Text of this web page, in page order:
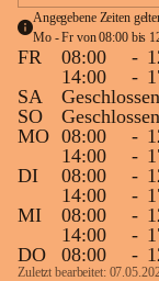
Angegebene Zeiten
Mo - Fr von 08:00 bis
FR 08:00 -
14:00
-
SA
Geschlossen
SO
Geschlossen
MO 08:00 -
14:00
-
DI
08:00 -
14:00
-
MI
08:00 -
14:00
-
DO
08:00 -
Zuletzt bearbeitet: